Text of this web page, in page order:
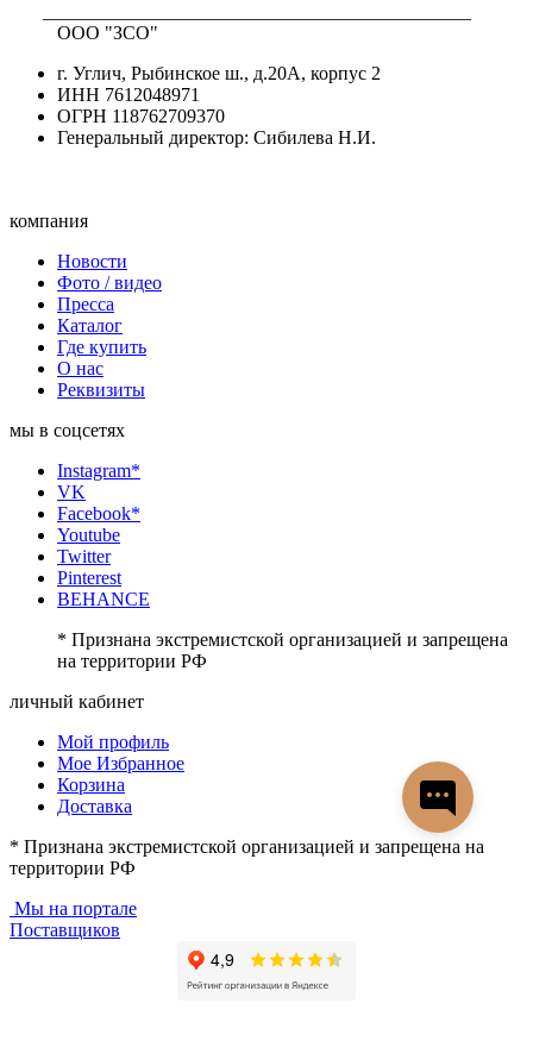
ООО "ЗСО"
г. Углич, Рыбинское ш., д.20А, корпус 2
ИНН 7612048971
ОГРН 118762709370
Генеральный директор: Сибилева Н.И.
компания
Новости
Фото / видео
Пресса
Каталог
Где купить
О нас
Реквизиты
мы в соцсетях
Instagram*
VK
Facebook*
Youtube
Twitter
Pinterest
BEHANCE
* Признана экстремистской организацией и запрещена
на территории РФ
личный кабинет
Мой профиль
Мое Избранное
Корзина
Доставка
* Признана экстремистской организацией и запрещена на
территории РФ
Мы на портале
Поставщиков